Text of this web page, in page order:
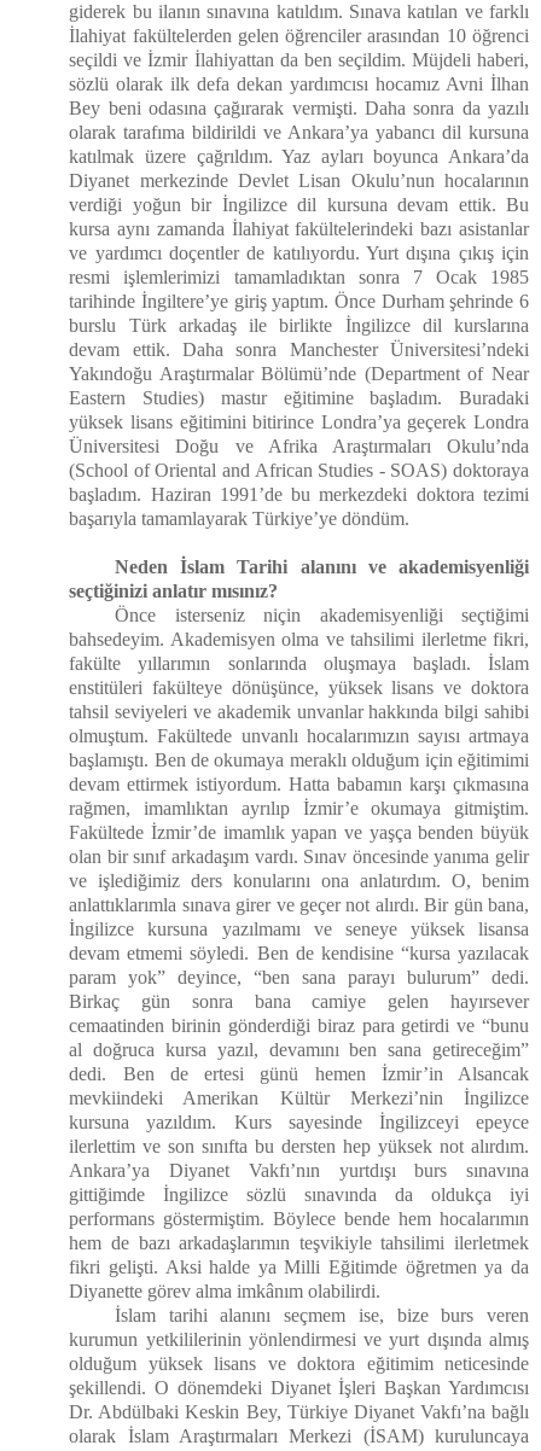
giderek bu ilanın sınavına katıldım. Sınava katılan ve farklı
İlahiyat fakültelerden gelen öğrenciler arasından 10 öğrenci
seçildi ve İzmir İlahiyattan da ben seçildim. Müjdeli haberi,
sözlü olarak ilk defa dekan yardımcısı hocamız Avni İlhan
Bey beni odasına çağırarak vermişti. Daha sonra da yazılı
olarak tarafıma bildirildi ve Ankara’ya yabancı dil kursuna
katılmak üzere çağrıldım. Yaz ayları boyunca Ankara’da
Diyanet merkezinde Devlet Lisan Okulu’nun hocalarının
verdiği yoğun bir İngilizce dil kursuna devam ettik. Bu
kursa aynı zamanda İlahiyat fakültelerindeki bazı asistanlar
ve yardımcı doçentler de katılıyordu. Yurt dışına çıkış için
resmi işlemlerimizi tamamladıktan sonra 7 Ocak 1985
tarihinde İngiltere’ye giriş yaptım. Önce Durham şehrinde 6
burslu Türk arkadaş ile birlikte İngilizce dil kurslarına
devam ettik. Daha sonra Manchester Üniversitesi’ndeki
Yakındoğu Araştırmalar Bölümü’nde (Department of Near
Eastern Studies) mastır eğitimine başladım. Buradaki
yüksek lisans eğitimini bitirince Londra’ya geçerek Londra
Üniversitesi Doğu ve Afrika Araştırmaları Okulu’nda
(School of Oriental and African Studies - SOAS) doktoraya
başladım. Haziran 1991’de bu merkezdeki doktora tezimi
başarıyla tamamlayarak Türkiye’ye döndüm.
Neden İslam Tarihi alanını ve akademisyenliği
seçtiğinizi anlatır mısınız?
Önce isterseniz niçin akademisyenliği seçtiğimi
bahsedeyim. Akademisyen olma ve tahsilimi ilerletme fikri,
fakülte yıllarımın sonlarında oluşmaya başladı. İslam
enstitüleri fakülteye dönüşünce, yüksek lisans ve doktora
tahsil seviyeleri ve akademik unvanlar hakkında bilgi sahibi
olmuştum. Fakültede unvanlı hocalarımızın sayısı artmaya
başlamıştı. Ben de okumaya meraklı olduğum için eğitimimi
devam ettirmek istiyordum. Hatta babamın karşı çıkmasına
rağmen, imamlıktan ayrılıp İzmir’e okumaya gitmiştim.
Fakültede İzmir’de imamlık yapan ve yaşça benden büyük
olan bir sınıf arkadaşım vardı. Sınav öncesinde yanıma gelir
ve işlediğimiz ders konularını ona anlatırdım. O, benim
anlattıklarımla sınava girer ve geçer not alırdı. Bir gün bana,
İngilizce kursuna yazılmamı ve seneye yüksek lisansa
devam etmemi söyledi. Ben de kendisine “kursa yazılacak
param yok” deyince, “ben sana parayı bulurum” dedi.
Birkaç gün sonra bana camiye gelen hayırsever
cemaatinden birinin gönderdiği biraz para getirdi ve “bunu
al doğruca kursa yazıl, devamını ben sana getireceğim”
dedi. Ben de ertesi günü hemen İzmir’in Alsancak
mevkiindeki Amerikan Kültür Merkezi’nin İngilizce
kursuna yazıldım. Kurs sayesinde İngilizceyi epeyce
ilerlettim ve son sınıfta bu dersten hep yüksek not alırdım.
Ankara’ya Diyanet Vakfı’nın yurtdışı burs sınavına
gittiğimde İngilizce sözlü sınavında da oldukça iyi
performans göstermiştim. Böylece bende hem hocalarımın
hem de bazı arkadaşlarımın teşvikiyle tahsilimi ilerletmek
fikri gelişti. Aksi halde ya Milli Eğitimde öğretmen ya da
Diyanette görev alma imkânım olabilirdi.
İslam tarihi alanını seçmem ise, bize burs veren
kurumun yetkililerinin yönlendirmesi ve yurt dışında almış
olduğum yüksek lisans ve doktora eğitimim neticesinde
şekillendi. O dönemdeki Diyanet İşleri Başkan Yardımcısı
Dr. Abdülbaki Keskin Bey, Türkiye Diyanet Vakfı’na bağlı
olarak İslam Araştırmaları Merkezi (İSAM) kuruluncaya